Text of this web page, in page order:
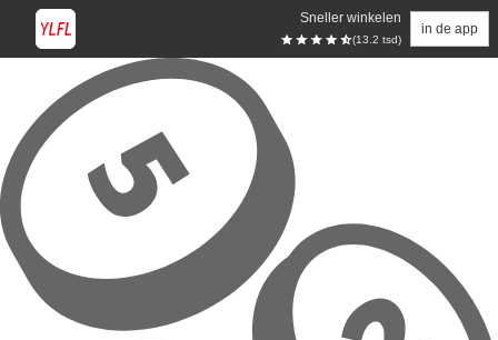
Sneller winkelen
(13.2 tsd)
in de app
Overslaan naar hoofdinhoud